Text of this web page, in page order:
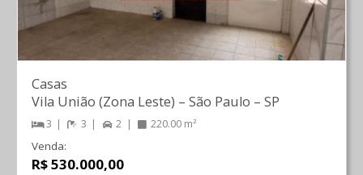
Casas
Vila União (Zona Leste) – São Paulo – SP
3 3 2 220.00 m²
Venda:
R$ 530.000,00